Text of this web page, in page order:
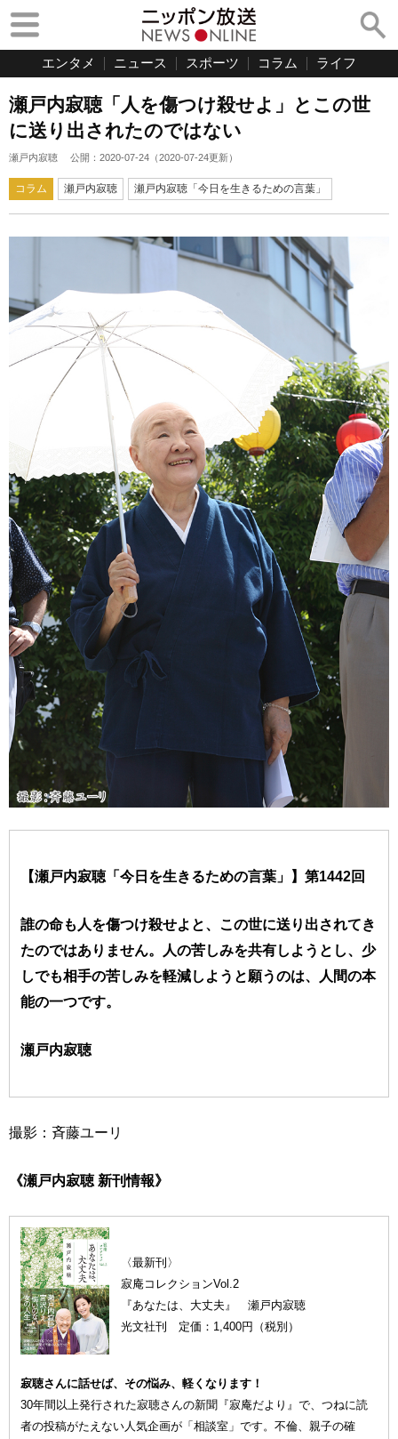
エンタメ ニュース スポーツ コラム ライフ
瀬戸内寂聴「人を傷つけ殺せよ」とこの世
に送り出されたのではない
瀬戸内寂聴 公開： 2020-07-24 （2020-07-24更新）
コラム 瀬戸内寂聴 瀬戸内寂聴「今日を生きるための言葉」
【瀬戸内寂聴「今日を生きるための言葉」】第1442回
誰の命も人を傷つけ殺せよと、この世に送り出されてき
たのではありません。人の苦しみを共有しようとし、少
しでも相手の苦しみを軽減しようと願うのは、人間の本
能の一つです。
瀬戸内寂聴
撮影：斉藤ユーリ
《瀬戸内寂聴 新刊情報》
〈最新刊〉
寂庵コレクションVol.2
『あなたは、大丈夫』 瀬戸内寂聴
光文社刊 定価：1,400円（税別）
寂聴さんに話せば、その悩み、軽くなります！
30年間以上発行された寂聴さんの新聞『寂庵だより』で、つねに読
者の投稿がたえない人気企画が「相談室」です。不倫、親子の確